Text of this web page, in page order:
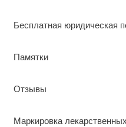
Бесплатная юридическая
Памятки
Отзывы
Маркировка